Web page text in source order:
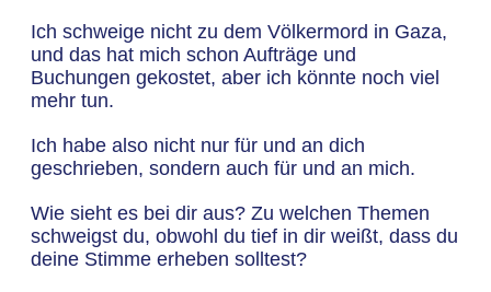
Ich schweige nicht zu dem Völkermord in Gaza,
und das hat mich schon Aufträge und
Buchungen gekostet, aber ich könnte noch viel
mehr tun.
Ich habe also nicht nur für und an dich
geschrieben, sondern auch für und an mich.
Wie sieht es bei dir aus? Zu welchen Themen
schweigst du, obwohl du tief in dir weißt, dass du
deine Stimme erheben solltest?